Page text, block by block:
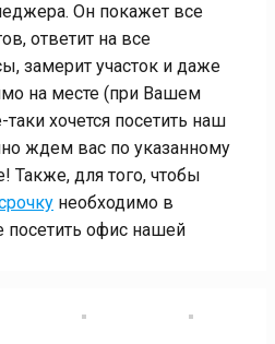
Он покажет все
ответит на все
замерит участок и даже
на месте (при Вашем
хочется посетить наш
ждем вас по указанному
Также, для того, чтобы
необходимо в
посетить офис нашей